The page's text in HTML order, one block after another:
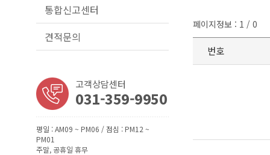
통합신고센터
견적문의
고객상담센터
031-359-9950
평일 : AM09 ~ PM06 / 점심 : PM12 ~
PM01
주말, 공휴일 휴무
페이지정보 : 1 / 0
번호